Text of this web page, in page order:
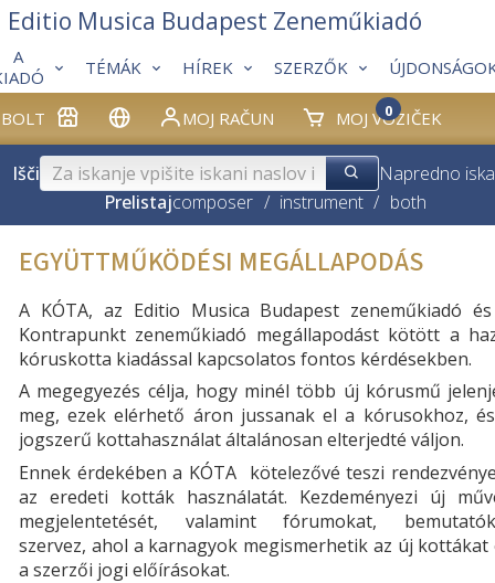
BOLT MOJ RAČUN MOJ VOZIČEK
0
A
TÉMÁK HÍREK SZERZŐK
Editio Musica Budapest Zeneműkiadó
Išči
Napredno
Prelistajcomposer / instrument / both
EGYÜTTMŰKÖDÉSI MEGÁLLAPODÁS
A KÓTA, az Editio Musica Budapest zeneműkiadó
Kontrapunkt zeneműkiadó megállapodást kötött a
kóruskotta kiadással kapcsolatos fontos kérdésekben.
A megegyezés célja, hogy minél több új kórusmű
meg, ezek elérhető áron jussanak el a kórusokhoz,
jogszerű kottahasználat általánosan elterjedté váljon.
Ennek érdekében a KÓTA kötelezővé teszi
az eredeti kották használatát. Kezdeményezi új
megjelentetését, valamint fórumokat,
szervez, ahol a karnagyok megismerhetik az új kottákat
a szerzői jogi előírásokat.